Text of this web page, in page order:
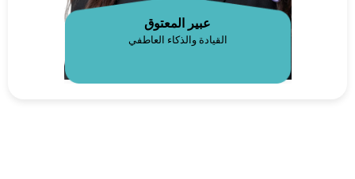
عبير المعتوق
القيادة والذكاء العاطفي